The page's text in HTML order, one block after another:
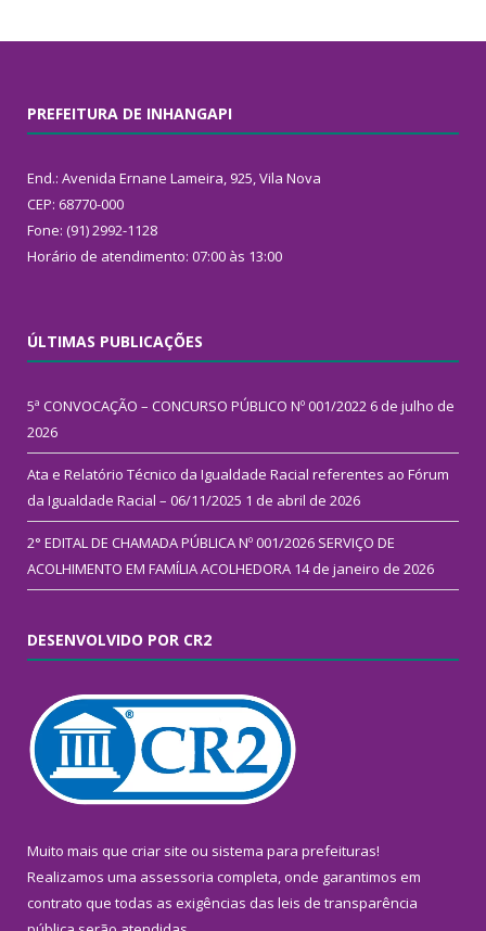
PREFEITURA DE INHANGAPI
End.: Avenida Ernane Lameira, 925, Vila Nova
CEP: 68770-000
Fone: (91) 2992-1128
Horário de atendimento: 07:00 às 13:00
ÚLTIMAS PUBLICAÇÕES
5ª CONVOCAÇÃO – CONCURSO PÚBLICO Nº 001/2022 6 de julho de
2026
Ata e Relatório Técnico da Igualdade Racial referentes ao Fórum
da Igualdade Racial – 06/11/2025 1 de abril de 2026
2° EDITAL DE CHAMADA PÚBLICA Nº 001/2026 SERVIÇO DE
ACOLHIMENTO EM FAMÍLIA ACOLHEDORA 14 de janeiro de 2026
DESENVOLVIDO POR CR2
Muito mais que criar site ou sistema para prefeituras!
Realizamos uma assessoria completa, onde garantimos em
contrato que todas as exigências das leis de transparência